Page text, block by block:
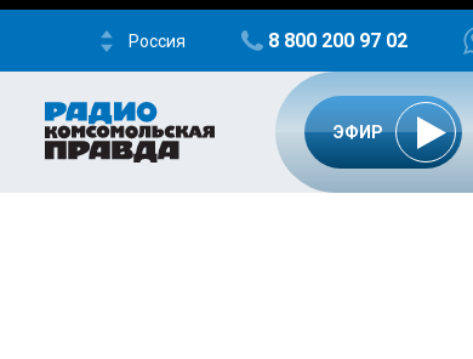
Россия 8 800 200 97 02
ЭФИР